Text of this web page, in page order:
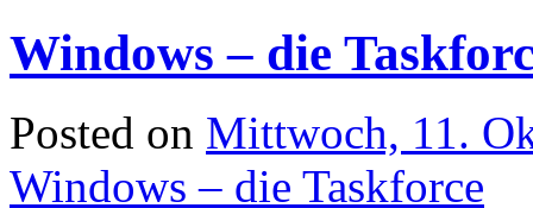
Windows – die
Posted on Mittwoch, 11.
Windows – die Taskforce